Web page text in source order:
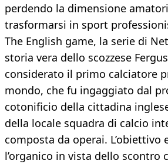
perdendo la dimensione
trasformarsi in sport
The English game, la serie di
storia vera dello scozzese
considerato il primo calciatore
mondo, che fu ingaggiato dal
cotonificio della cittadina
della locale squadra di calcio
composta da operai. L’obiettivo
l’organico in vista dello scontro